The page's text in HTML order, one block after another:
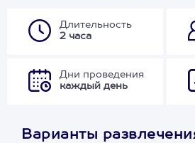
Длительность
2 часа
Дни проведения
каждый день
Варианты